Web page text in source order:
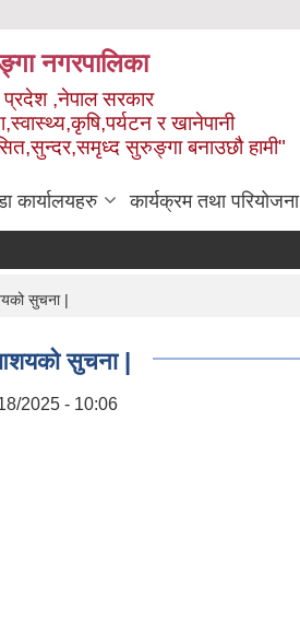
नगरपालिका
,नेपाल सरकार
र खानेपानी
सुरुङ्गा बनाउछौ हामी"
कार्यालयहरु कार्यक्रम तथा परियोजना
सुचना |
सुचना |
2025 - 10:06